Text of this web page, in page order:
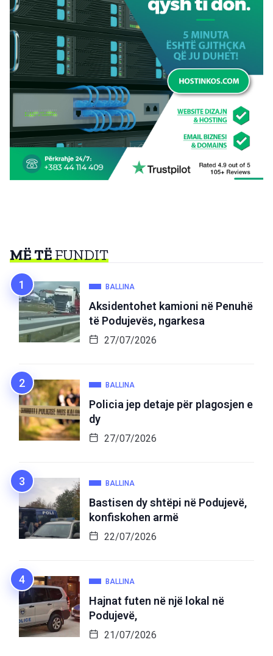
MË TËFUNDIT
BALLINA
Aksidentohet kamioni në Penuhë
të Podujevës, ngarkesa
27/07/2026
BALLINA
Policia jep detaje për plagosjen e
dy
27/07/2026
BALLINA
Bastisen dy shtëpi në Podujevë,
konfiskohen armë
22/07/2026
BALLINA
Hajnat futen në një lokal në
Podujevë,
21/07/2026